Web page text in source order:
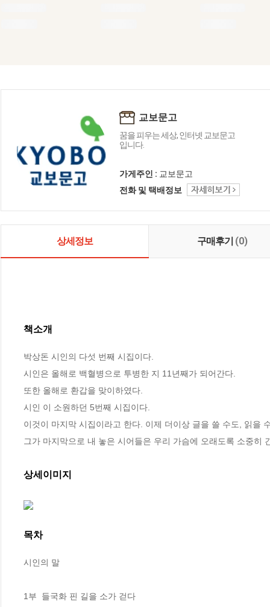
교보문고
꿈을 피우는 세상, 인터넷 교보문고
입니다.
가게주인 : 교보문고
전화 및 택배정보
상세정보 구매후기 (0)
책소개
박상돈 시인의 다섯 번째 시집이다.
시인은 올해로 백혈병으로 투병한 지 11년째가 되어간다.
또한 올해로 환갑을 맞이하였다.
시인 이 소원하던 5번째 시집이다.
이것이 마지막 시집이라고 한다. 이제 더이상 글을 쓸 수도, 읽을
그가 마지막으로 내 놓은 시어들은 우리 가슴에 오래도록 소중히
상세이미지
목차
시인의 말
1부  들국화 핀 길을 소가 걷다